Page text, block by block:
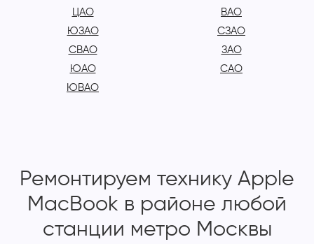
ЦАО
ЮЗАО
СВАО
ЮАО
ЮВАО
ВАО
СЗАО
ЗАО
САО
Ремонтируем технику Apple
MacBook в районе любой
станции метро Москвы